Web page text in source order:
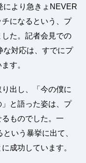
により急きょNEVER
になるという、プ
た。記者会見での
な対応は、すでにプ
す。
出し、「今の僕に
と語った姿は、プ
ものでした。一
いう暴挙に出て、
成功しています。